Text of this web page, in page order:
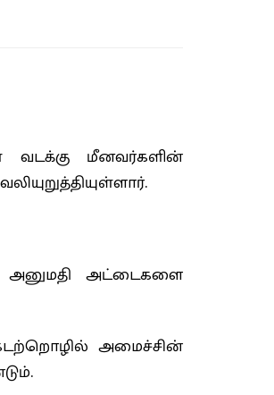
வடக்கு மீனவர்களின்
அனுமதி அட்டைகளை
அமைச்சின்